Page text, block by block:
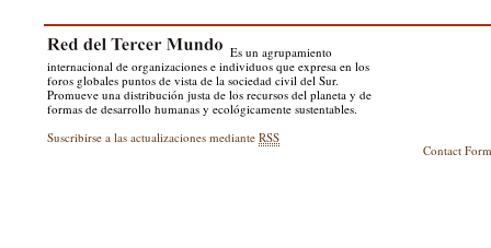
Es un agrupamiento
internacional de organizaciones e individuos que expresa en los
foros globales puntos de vista de la sociedad civil del Sur.
Promueve una distribución justa de los recursos del planeta y de
formas de desarrollo humanas y ecológicamente sustentables.
Suscribirse a las actualizaciones medianteRSS
Contact Form